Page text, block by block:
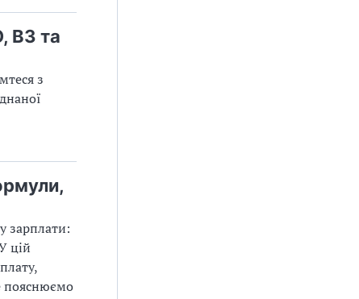
ВЗ та
з
зарплати:
цій
пояснюємо